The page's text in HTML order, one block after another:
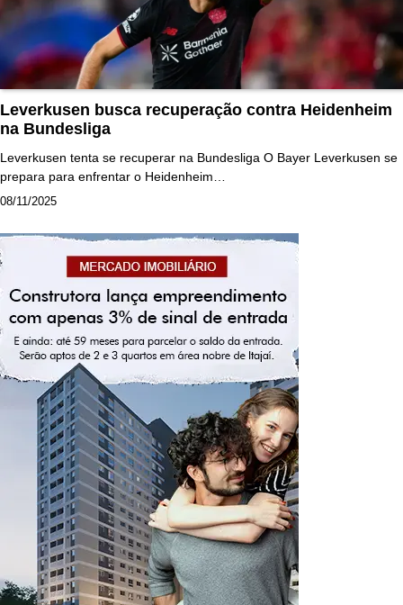
Leverkusen busca recuperação contra Heidenheim
na Bundesliga
Leverkusen tenta se recuperar na Bundesliga O Bayer Leverkusen se
prepara para enfrentar o Heidenheim…
08/11/2025